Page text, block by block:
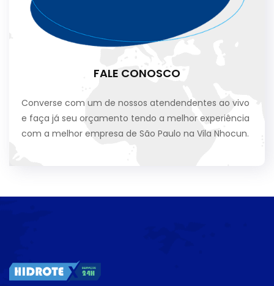
FALE CONOSCO
Converse com um de nossos atendendentes ao vivo
e faça já seu orçamento tendo a melhor experiência
com a melhor empresa de São Paulo na Vila Nhocun.